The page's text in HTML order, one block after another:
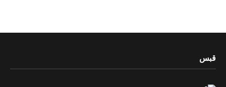
قبس